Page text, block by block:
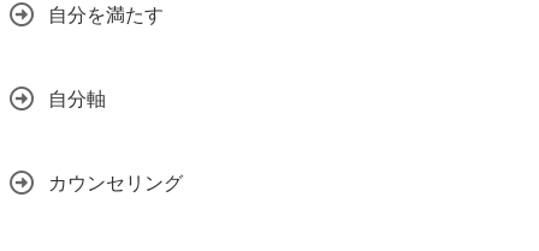
自分を満たす
自分軸
カウンセリング